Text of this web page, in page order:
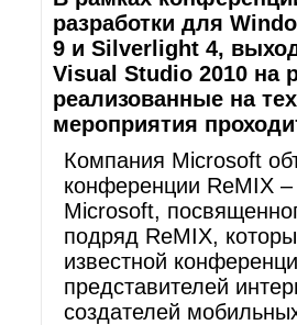
разработки для
9 и Silverlight 4,
Visual Studio 2010 на
реализованные на
мероприятия
Компания Microsoft
конференции ReMIX
Microsoft,
подряд ReMIX,
известной
представителей
создателей